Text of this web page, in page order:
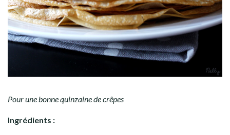
Pour une bonne quinzaine de crêpes
Ingrédients :